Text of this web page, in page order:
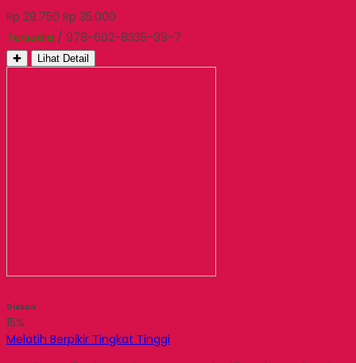
Rp 29.750 Rp 35.000
Tersedia / 978-602-8335-99-7
✚ Lihat Detail
Diskon
15%
Melatih Berpikir Tingkat Tinggi